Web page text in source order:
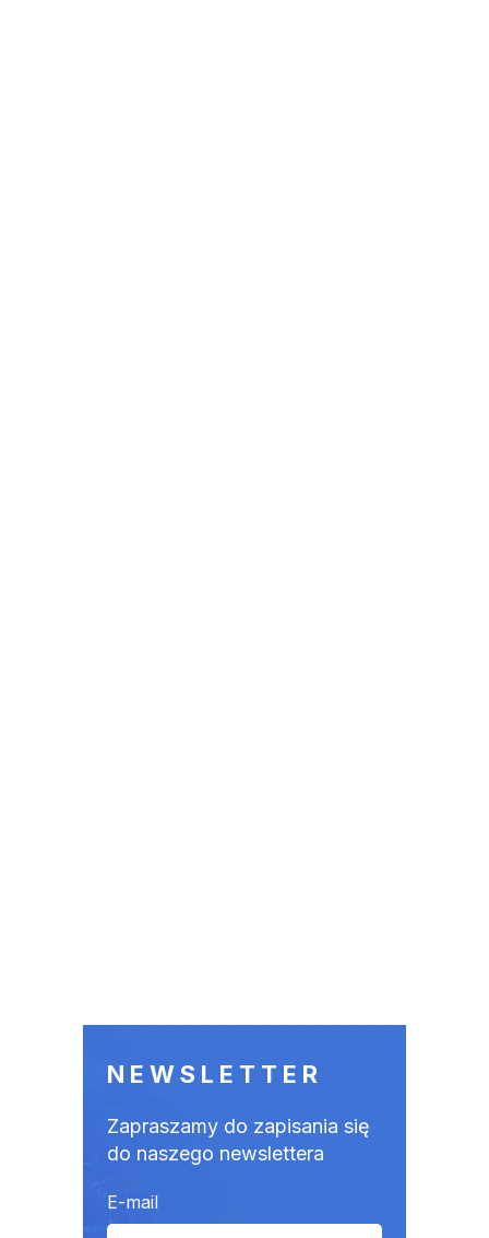
NEWSLETTER
Zapraszamy do zapisania się
do naszego newslettera
E-mail